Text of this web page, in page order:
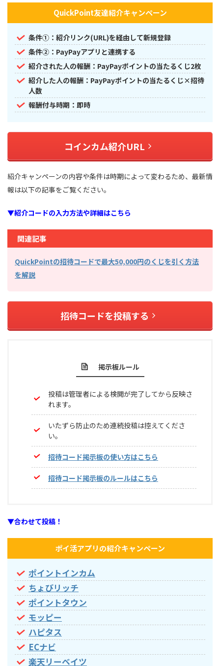
QuickPoint友達紹介キャンペーン
条件①：紹介リンク(URL)を経由して新規登録
条件②：PayPayアプリと連携する
紹介された人の報酬：PayPayポイントの当たるくじ2枚
紹介した人の報酬：PayPayポイントの当たるくじ×招待
人数
報酬付与時期：即時
コインカム紹介URL
紹介キャンペーンの内容や条件は時期によって変わるため、最新情
報は以下の記事をご覧ください。
▼紹介コードの入力方法や詳細はこちら
関連記事
QuickPointの招待コードで最大50,000円のくじを引く方法
を解説
招待コードを投稿する
掲示板ルール
投稿は管理者による検閲が完了してから反映さ
れます。
いたずら防止のため連続投稿は控えてくださ
い。
招待コード掲示板の使い方はこちら
招待コード掲示板のルールはこちら
▼合わせて投稿！
ポイ活アプリの紹介キャンペーン
ポイントインカム
ちょびリッチ
ポイントタウン
モッピー
ハピタス
ECナビ
楽天リーベイツ